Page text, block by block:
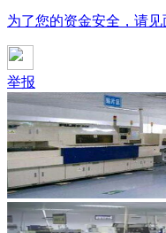
为了您的资金安全，请
举报